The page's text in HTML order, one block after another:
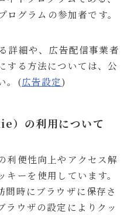
グラムの参加者です。
詳細や、広告配信事業者
する方法については、公
。(広告設定)
）の利用について
利便性向上やアクセス解
ーを使用しています。
問時にブラウザに保存さ
ラウザの設定によりクッ